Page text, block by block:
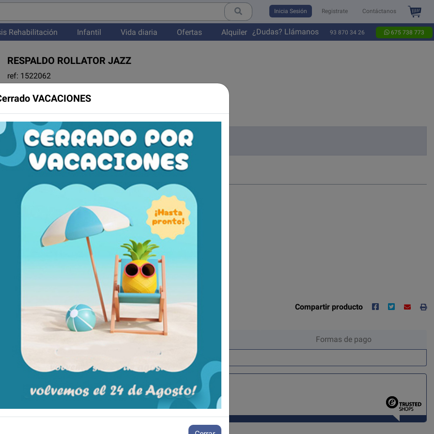
Inicia Sesión Registrate Contáctanos
Rehabilitación Infantil Vida diaria Ofertas Alquiler ¿Dudas? Llámanos 93 870 34 26 675 738 773
RESPALDO ROLLATOR JAZZ
ref: 1522062
20,00 €
Precio con IVA incluido
Envío gratis a toda la península partir de 50 euros.
(Gastos de envío 6 €)
Configura tu articulo y haz tu pedido
Disponibilidad
¿Recoges en tienda?
Financiación
De 2 a 30 meses (immediata)
Añadir a la cesta
Compartir producto
Ficha técnica Formas de pago
Aún no existen valoraciones para este producto.
VACACIONES